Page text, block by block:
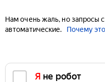
Нам очень жаль, но запросы
автоматические.
Почему
Я не робот